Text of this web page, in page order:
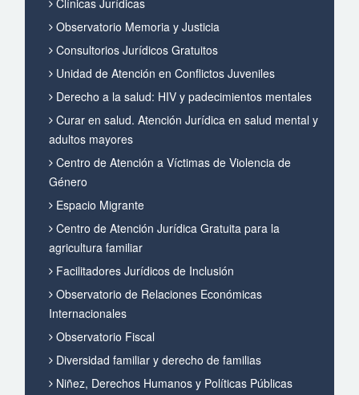
Observatorio Memoria y Justicia
Consultorios Jurídicos Gratuitos
Unidad de Atención en Conflictos Juveniles
Derecho a la salud: HIV y padecimientos mentales
Curar en salud. Atención Jurídica en salud mental y
adultos mayores
Centro de Atención a Víctimas de Violencia de
Género
Espacio Migrante
Centro de Atención Jurídica Gratuita para la
agricultura familiar
Facilitadores Jurídicos de Inclusión
Observatorio de Relaciones Económicas
Internacionales
Observatorio Fiscal
Diversidad familiar y derecho de familias
Niñez, Derechos Humanos y Políticas Públicas